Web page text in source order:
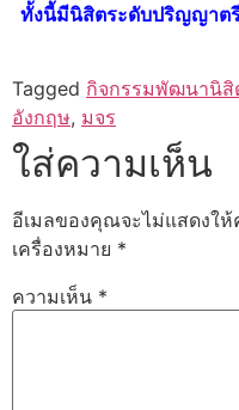
ทั้งนี้มีนิสิตระดับปริญญาต
Tagged กิจกรรมพัฒนานิสิ
อังกฤษ, มจร
ใส่ความเห็น
อีเมลของคุณจะไม่แสดงใ
เครื่องหมาย *
ความเห็น *